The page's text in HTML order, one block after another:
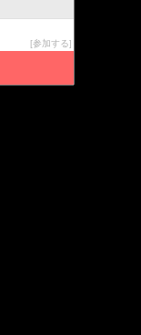
参加する